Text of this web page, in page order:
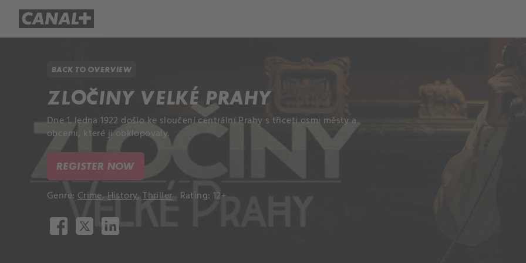
BACK TO OVERVIEW
ZLOČINY VELKÉ PRAHY
Dne 1. ledna 1922 došlo ke sloučení centrální Prahy s třiceti osmi městy a
obcemi, které ji obklopovaly.
REGISTER NOW
Genre: Crime,History,Thriller Rating: 12+